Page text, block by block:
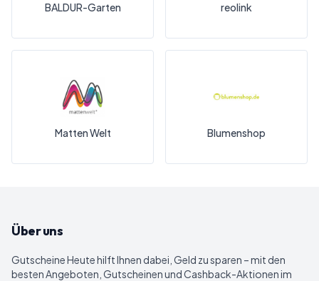
BALDUR-Garten reolink
Matten Welt Blumenshop
Über uns
Gutscheine Heutehilft Ihnen dabei, Geld zu sparen – mit den
besten Angeboten, Gutscheinen und Cashback-Aktionen im